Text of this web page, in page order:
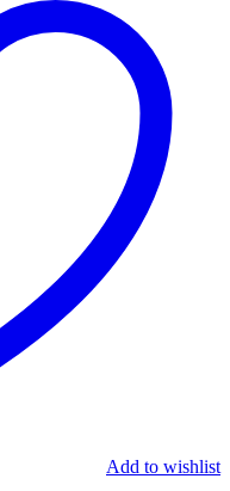
Add to wishlist